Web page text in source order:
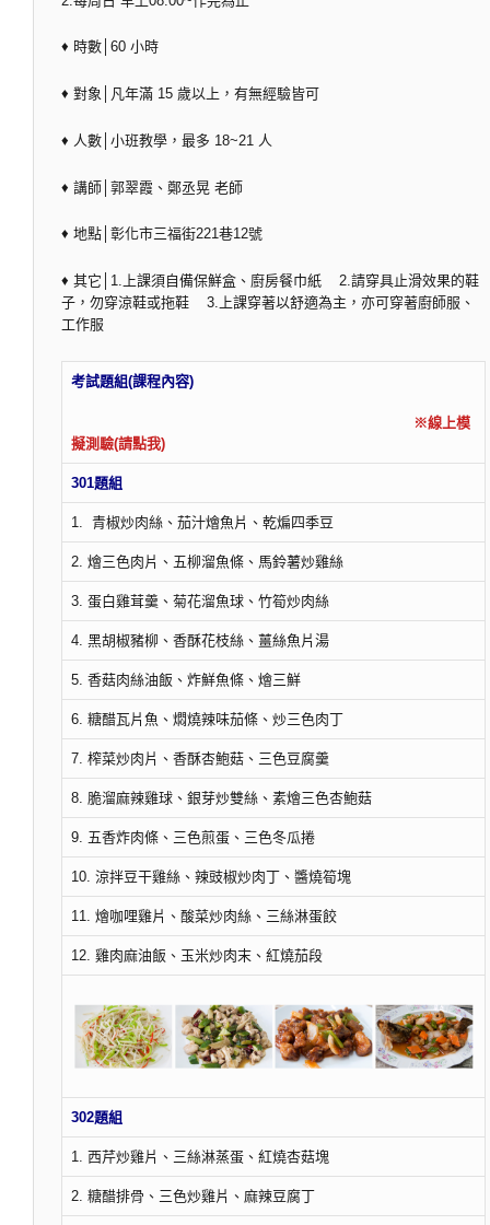
♦ 時數│60 小時
♦ 對象│凡年滿 15 歲以上，有無經驗皆可
♦ 人數│小班教學，最多 18~21 人
♦ 講師│郭翠霞、鄭丞晃 老師
♦ 地點│彰化市三福街221巷12號
♦ 其它│1.上課須自備保鮮盒、廚房餐巾紙 2.請穿具止滑效果的鞋
子，勿穿涼鞋或拖鞋 3.上課穿著以舒適為主，亦可穿著廚師服、
工作服
考試題組(課程內容)
※線上模
擬測驗(請點我)
301題組
1. 青椒炒肉絲、茄汁燴魚片、乾煸四季豆
2. 燴三色肉片、五柳溜魚條、馬鈴薯炒雞絲
3. 蛋白雞茸羹、菊花溜魚球、竹筍炒肉絲
4. 黑胡椒豬柳、香酥花枝絲、薑絲魚片湯
5. 香菇肉絲油飯、炸鮮魚條、燴三鮮
6. 糖醋瓦片魚、燜燒辣味茄條、炒三色肉丁
7. 榨菜炒肉片、香酥杏鮑菇、三色豆腐羹
8. 脆溜麻辣雞球、銀芽炒雙絲、素燴三色杏鮑菇
9. 五香炸肉條、三色煎蛋、三色冬瓜捲
10. 涼拌豆干雞絲、辣豉椒炒肉丁、醬燒筍塊
11. 燴咖哩雞片、酸菜炒肉絲、三絲淋蛋餃
12. 雞肉麻油飯、玉米炒肉末、紅燒茄段
302題組
1. 西芹炒雞片、三絲淋蒸蛋、紅燒杏菇塊
2. 糖醋排骨、三色炒雞片、麻辣豆腐丁